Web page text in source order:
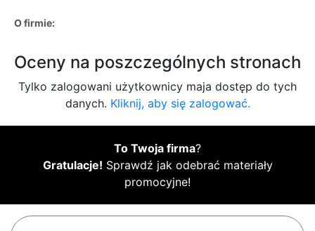
O firmie:
Oceny na poszczególnych stronach
Tylko zalogowani użytkownicy maja dostęp do tych
danych. Kliknij, aby się zalogować.
To Twoja firma?
Gratulacje! Sprawdź jak odebrać materiały
promocyjne!